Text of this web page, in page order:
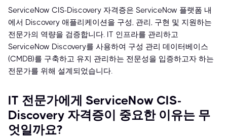
ServiceNow CIS-Discovery 자격증은 ServiceNow 플랫폼 내
에서 Discovery 애플리케이션을 구성, 관리, 구현 및 지원하는
전문가의 역량을 검증합니다. IT 인프라를 관리하고
ServiceNow Discovery를 사용하여 구성 관리 데이터베이스
(CMDB)를 구축하고 유지 관리하는 전문성을 입증하고자 하는
전문가를 위해 설계되었습니다.
IT 전문가에게 ServiceNow CIS-
Discovery 자격증이 중요한 이유는 무
엇일까요?